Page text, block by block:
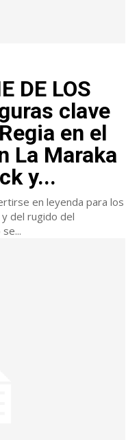
DE LOS
clave
en el
La Maraka
y...
en leyenda para los
del rugido del